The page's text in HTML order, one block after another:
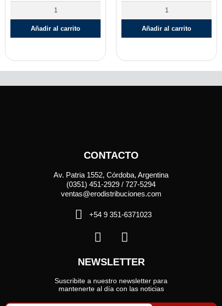
Añadir al carrito Añadir al carrito
CONTACTO
Av. Patria 1552, Córdoba, Argentina
(0351) 451-2929 / 727-5294
ventas@erodistribuciones.com
+54 9 351-6371023
NEWSLETTER
Suscribite a nuestro newsletter para
mantenerte al día con las noticias